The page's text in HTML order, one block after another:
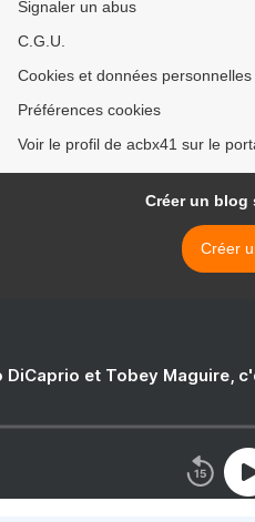
Signaler un abus
C.G.U.
Cookies et données personnelles
Préférences cookies
Voir le profil de acbx41 sur le
Créer un blog
Créer
DiCaprio et Tobey Maguire,